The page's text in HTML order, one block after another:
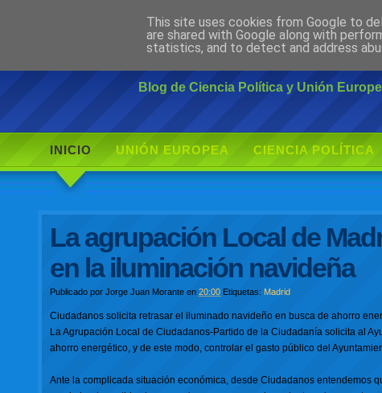
Ciudadano
Blog de Ciencia Política y Unión
INICIO UNIÓN EUROPEA CIENCIA POLÍTICA
La agrupación Local de
en la iluminación navideña
Publicado porJorge Juan Morante en20:00 Etiquetas: Madrid
Ciudadanos solicita retrasar el iluminado navideño en busca de ahorro
La Agrupación Local de Ciudadanos-Partido de la Ciudadanía solicita al
ahorro energético, y de este modo, controlar el gasto público del
Ante la complicada situación económica, desde Ciudadanos entendemos
This site uses cookies from Google to
are shared with Google along with
statistics, and to detect and address